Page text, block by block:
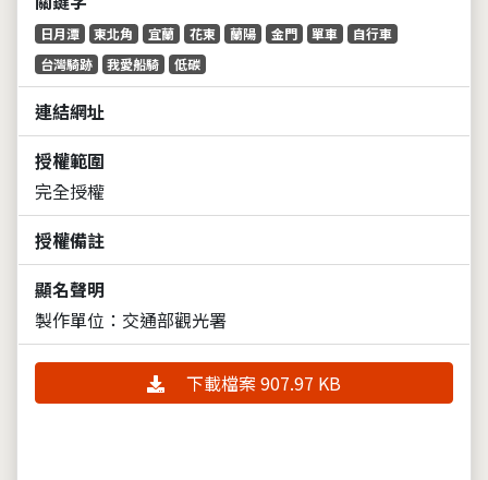
日月潭 東北角 宜蘭 花東 蘭陽 金門 單車
自行車
台灣騎跡
我愛船騎 低碳
連結網址
授權範圍
完全授權
授權備註
顯名聲明
製作單位：交通部觀光署
下載檔案 907.97 KB